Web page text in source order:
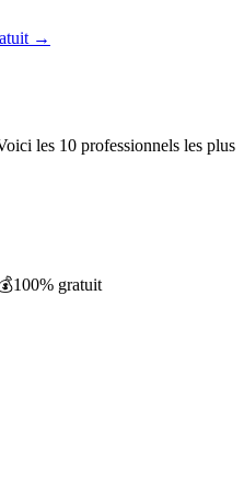
→
les 10 professionnels les plus
100% gratuit